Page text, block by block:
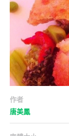
作者
唐美鳳